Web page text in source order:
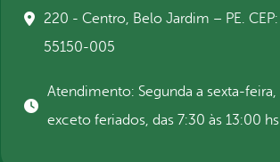
220 - Centro, Belo Jardim – PE. CEP:
55150-005
Atendimento: Segunda a sexta-feira,
exceto feriados, das 7:30 às 13:00 hs